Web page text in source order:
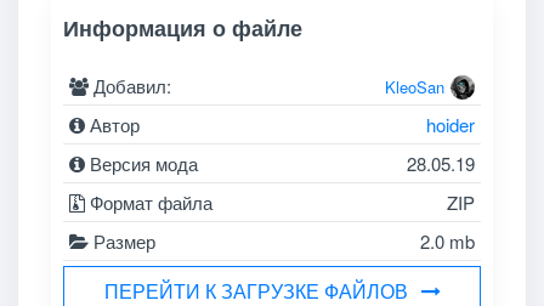
Информация о файле
Добавил: KleoSan
Автор
hoider
Версия мода
28.05.19
Формат файла
ZIP
Размер
2.0 mb
ПЕРЕЙТИ К ЗАГРУЗКЕ ФАЙЛОВ